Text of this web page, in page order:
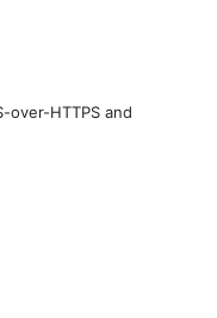
over-HTTPS and